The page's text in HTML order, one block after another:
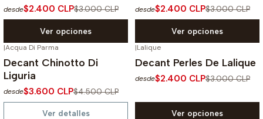
desde$2.400 CLP$3.000 CLP
Ver opciones
desde$2.400 CLP$3.000 CLP
Ver opciones
-20%
No disponible
|Acqua Di Parma
Decant Chinotto Di
Liguria
desde$3.600 CLP$4.500 CLP
Ver detalles
-20%
|Lalique
Decant Perles De Lalique
desde$2.400 CLP$3.000 CLP
Ver opciones